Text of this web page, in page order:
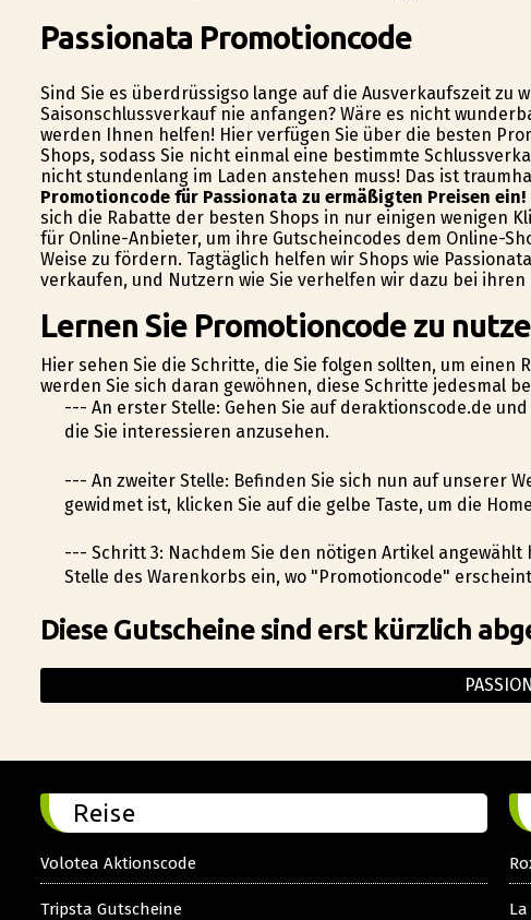
Passionata Promotioncode
Sind Sie es überdrüssigso lange auf die Ausverkaufszeit zu
Saisonschlussverkauf nie anfangen? Wäre es nicht
werden Ihnen helfen! Hier verfügen Sie über die besten
Shops, sodass Sie nicht einmal eine bestimmte
nicht stundenlang im Laden anstehen muss! Das ist
Promotioncode für Passionata zu ermäßigten Preisen ein!
sich die Rabatte der besten Shops in nur einigen wenigen
für Online-Anbieter, um ihre Gutscheincodes dem Online-
Weise zu fördern. Tagtäglich helfen wir Shops wie
verkaufen, und Nutzern wie Sie verhelfen wir dazu bei
Lernen Sie Promotioncode zu
Hier sehen Sie die Schritte, die Sie folgen sollten, um einen
werden Sie sich daran gewöhnen, diese Schritte jedesmal
--- An erster Stelle: Gehen Sie auf deraktionscode.de
die Sie interessieren anzusehen.
--- An zweiter Stelle: Befinden Sie sich nun auf unserer
gewidmet ist, klicken Sie auf die gelbe Taste, um die
--- Schritt 3: Nachdem Sie den nötigen Artikel
Stelle des Warenkorbs ein, wo "Promotioncode"
Diese Gutscheine sind erst kürzlich
Reise
Volotea Aktionscode
Tripsta Gutscheine